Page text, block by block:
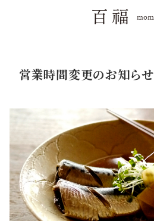
営業時間変更のお知らせ